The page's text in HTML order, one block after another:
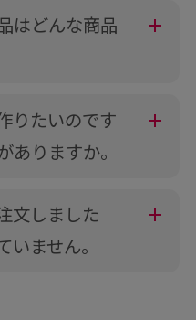
はどんな商品
りたいのです
ありますか。
文しました
ません。